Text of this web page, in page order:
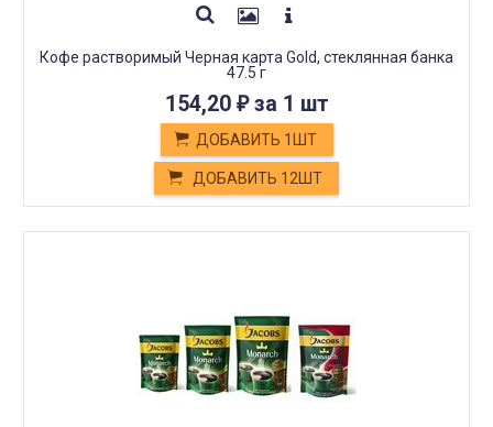
Кофе растворимый Черная карта Gold, стеклянная банка
47.5 г
154,20 ₽за 1 шт
ДОБАВИТЬ 1ШТ
ДОБАВИТЬ 12ШТ